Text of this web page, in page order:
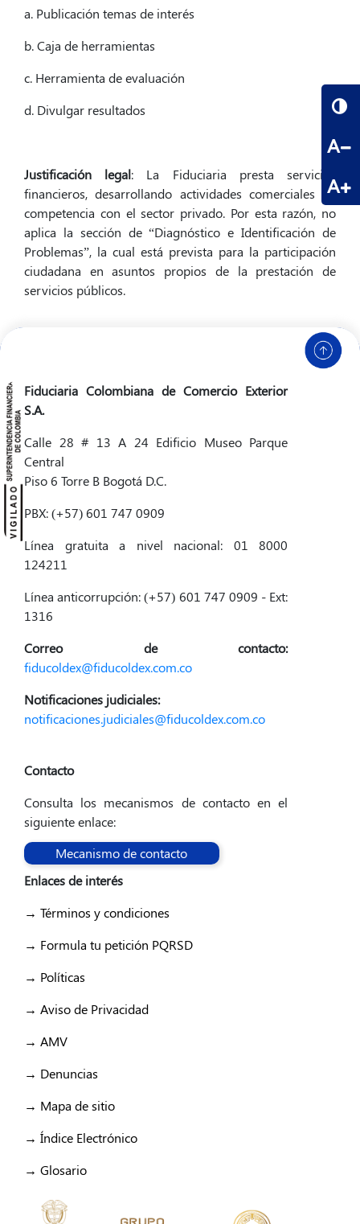
A
A
a. Publicación temas de interés
b. Caja de herramientas
c. Herramienta de evaluación
d. Divulgar resultados
Justificación legal: La Fiduciaria presta servicios
financieros, desarrollando actividades comerciales en
competencia con el sector privado. Por esta razón, no
aplica la sección de “Diagnóstico e Identificación de
Problemas”, la cual está prevista para la participación
ciudadana en asuntos propios de la prestación de
servicios públicos.
Fiduciaria Colombiana de Comercio Exterior
S.A.
Calle 28 # 13 A 24 Edificio Museo Parque
Central
Piso 6 Torre B Bogotá D.C.
PBX: (+57) 601 747 0909
Línea gratuita a nivel nacional: 01 8000
124211
Línea anticorrupción: (+57) 601 747 0909 - Ext:
1316
Correo de contacto:
fiducoldex@fiducoldex.com.co
Notificaciones judiciales:
notificaciones.judiciales@fiducoldex.com.co
Contacto
Consulta los mecanismos de contacto en el
siguiente enlace:
Mecanismo de contacto
Enlaces de interés
→ Términos y condiciones
→ Formula tu petición PQRSD
→ Políticas
→ Aviso de Privacidad
→ AMV
→ Denuncias
→ Mapa de sitio
→ Índice Electrónico
→ Glosario